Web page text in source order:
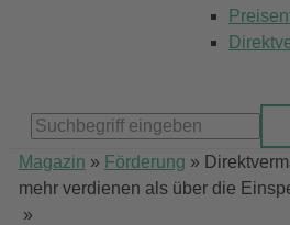
»
Magazin » Förderung »
mehr verdienen als über die